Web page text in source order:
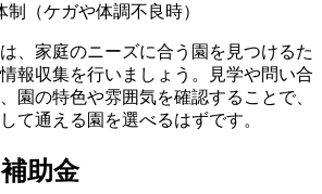
制（ケガや体調不良時）
、家庭のニーズに合う園を見つけるた
報収集を行いましょう。見学や問い合
園の特色や雰囲気を確認することで、
て通える園を選べるはずです。
助金